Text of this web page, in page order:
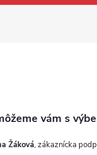
Žáková